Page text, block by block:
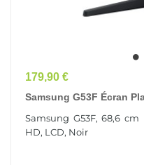
Prix
179,90 €
Samsung G53F Écran
Samsung G53F, 68,6
HD, LCD, Noir